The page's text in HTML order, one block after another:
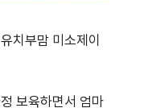
치부맘 미소제이
보육하면서 엄마